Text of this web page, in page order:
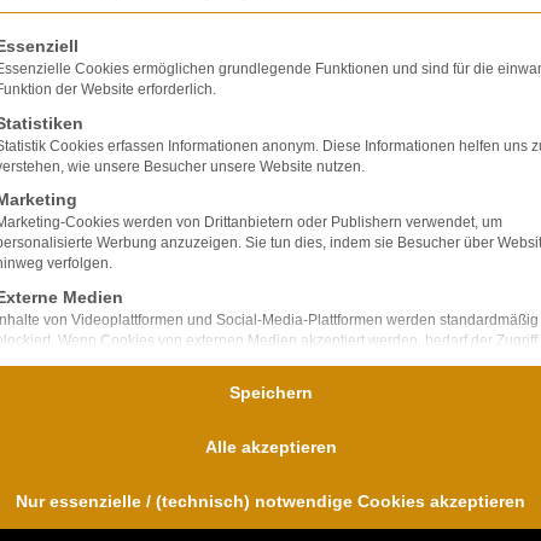
ausschließlich
verfügen über
Unfallfolgen und
uns im
eine Liste der Service-Gruppen, für die eine
Cookies ermöglichen grundlegende Funktionen und sind für die
der Website erforderlich.
Cookies erfassen Informationen anonym. Diese Informationen helfen uns
wie unsere Besucher unsere Website nutzen.
Cookies werden von Drittanbietern oder Publishern verwendet, um
Werbung anzuzeigen. Sie tun dies, indem sie Besucher über
verfolgen.
Medien
von Videoplattformen und Social-Media-Plattformen werden standardmäßig
Wenn Cookies von externen Medien akzeptiert werden, bedarf der Zugriff
Speichern
Alle akzeptieren
Nur essenzielle / (technisch) notwendige Cookies akzeptieren